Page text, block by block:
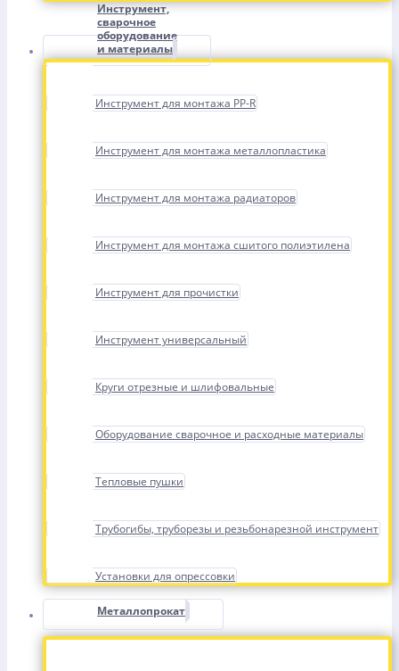
Инструмент,
сварочное
оборудование
и материалы
Инструмент для монтажа PP-R
Инструмент для монтажа металлопластика
Инструмент для монтажа радиаторов
Инструмент для монтажа сшитого полиэтилена
Инструмент для прочистки
Инструмент универсальный
Круги отрезные и шлифовальные
Оборудование сварочное и расходные материалы
Тепловые пушки
Трубогибы, труборезы и резьбонарезной инструмент
Установки для опрессовки
Металлопрокат